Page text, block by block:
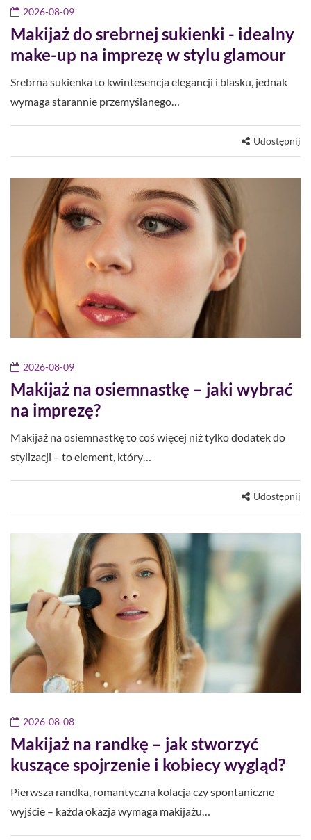
2026-08-09
Makijaż do srebrnej sukienki - idealny
make-up na imprezę w stylu glamour
Srebrna sukienka to kwintesencja elegancji i blasku, jednak
wymaga starannie przemyślanego…
Udostępnij
2026-08-09
Makijaż na osiemnastkę – jaki wybrać
na imprezę?
Makijaż na osiemnastkę to coś więcej niż tylko dodatek do
stylizacji – to element, który…
Udostępnij
2026-08-08
Makijaż na randkę – jak stworzyć
kuszące spojrzenie i kobiecy wygląd?
Pierwsza randka, romantyczna kolacja czy spontaniczne
wyjście – każda okazja wymaga makijażu…